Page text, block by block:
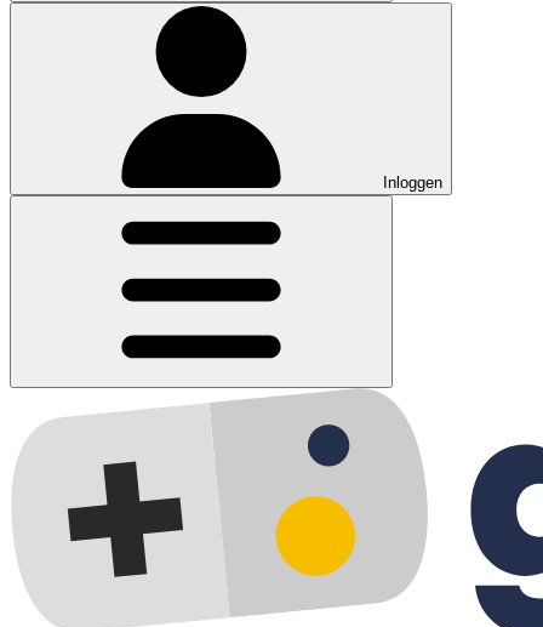
Inloggen